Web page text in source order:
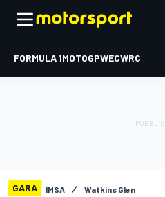
FORMULA 1MOTOGPWECWRC
GARA IMSA Watkins Glen